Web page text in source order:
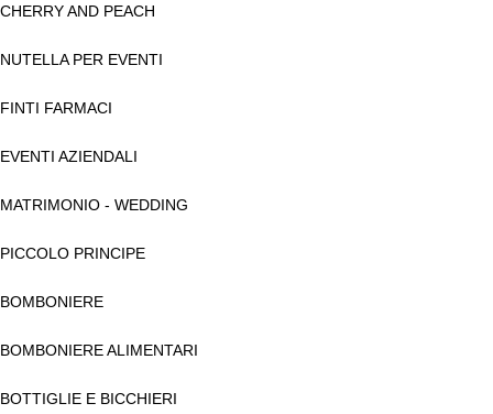
CHERRY AND PEACH
NUTELLA PER EVENTI
FINTI FARMACI
EVENTI AZIENDALI
MATRIMONIO - WEDDING
PICCOLO PRINCIPE
BOMBONIERE
BOMBONIERE ALIMENTARI
BOTTIGLIE E BICCHIERI